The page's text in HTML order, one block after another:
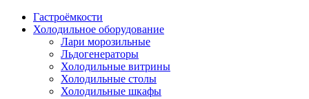
Гастроёмкости
Холодильное оборудование
Лари морозильные
Льдогенераторы
Холодильные витрины
Холодильные столы
Холодильные шкафы